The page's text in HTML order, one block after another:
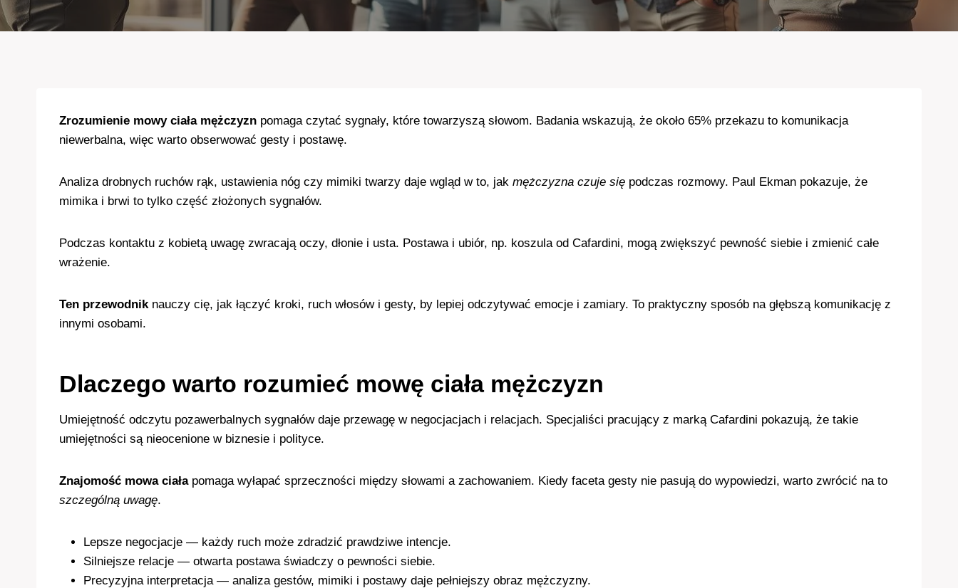
Zrozumienie mowy ciała mężczyzn pomaga czytać sygnały, które towarzyszą słowom. Badania wskazują, że około 65% przekazu to komunikacja
niewerbalna, więc warto obserwować gesty i postawę.
Analiza drobnych ruchów rąk, ustawienia nóg czy mimiki twarzy daje wgląd w to, jak mężczyzna czuje się podczas rozmowy. Paul Ekman pokazuje, że
mimika i brwi to tylko część złożonych sygnałów.
Podczas kontaktu z kobietą uwagę zwracają oczy, dłonie i usta. Postawa i ubiór, np. koszula od Cafardini, mogą zwiększyć pewność siebie i zmienić całe
wrażenie.
Ten przewodniknauczy cię, jak łączyć kroki, ruch włosów i gesty, by lepiej odczytywać emocje i zamiary. To praktyczny sposób na głębszą komunikację z
innymi osobami.
Dlaczego warto rozumieć mowę ciała mężczyzn
Umiejętność odczytu pozawerbalnych sygnałów daje przewagę w negocjacjach i relacjach. Specjaliści pracujący z marką Cafardini pokazują, że takie
umiejętności są nieocenione w biznesie i polityce.
Znajomość mowa ciałapomaga wyłapać sprzeczności między słowami a zachowaniem. Kiedy faceta gesty nie pasują do wypowiedzi, warto zwrócić na to
szczególną uwagę.
Lepsze negocjacje — każdy ruch może zdradzić prawdziwe intencje.
Silniejsze relacje — otwarta postawa świadczy o pewności siebie.
Precyzyjna interpretacja — analiza gestów, mimiki i postawy daje pełniejszy obraz mężczyzny.